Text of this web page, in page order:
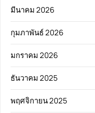
มีนาคม 2026
กุมภาพันธ์ 2026
มกราคม 2026
ธันวาคม 2025
พฤศจิกายน 2025